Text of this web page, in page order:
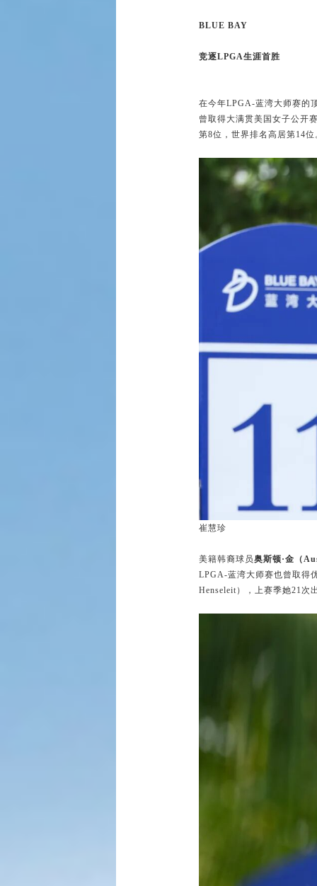
BLUE BAY
竞逐LPGA生涯首胜
在今年LPGA-蓝湾大师赛的
曾取得大满贯美国女子公开
第8位，世界排名高居第14位
崔慧珍
美籍韩裔球员奥斯顿·金（
LPGA-蓝湾大师赛也曾取得
Henseleit），上赛季她21次